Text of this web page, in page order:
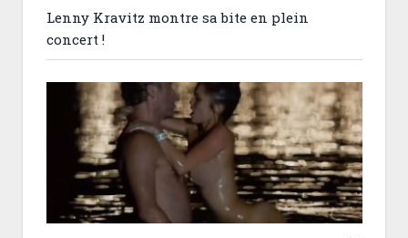
Lenny Kravitz montre sa bite en plein
concert !